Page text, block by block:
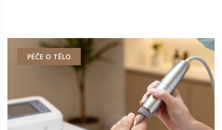
PÉČE O TĚLO